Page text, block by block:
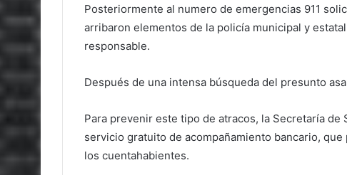
Posteriormente al numero de emergencias 911
arribaron elementos de la policía municipal y
responsable.
Después de una intensa búsqueda del presunto
Para prevenir este tipo de atracos, la Secretaría de
servicio gratuito de acompañamiento bancario,
los cuentahabientes.